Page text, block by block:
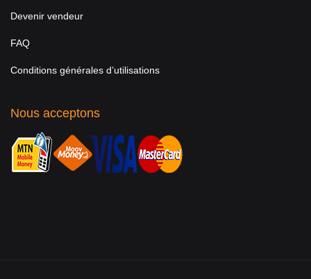
Devenir vendeur
FAQ
Conditions générales d’utilisations
Nous acceptons